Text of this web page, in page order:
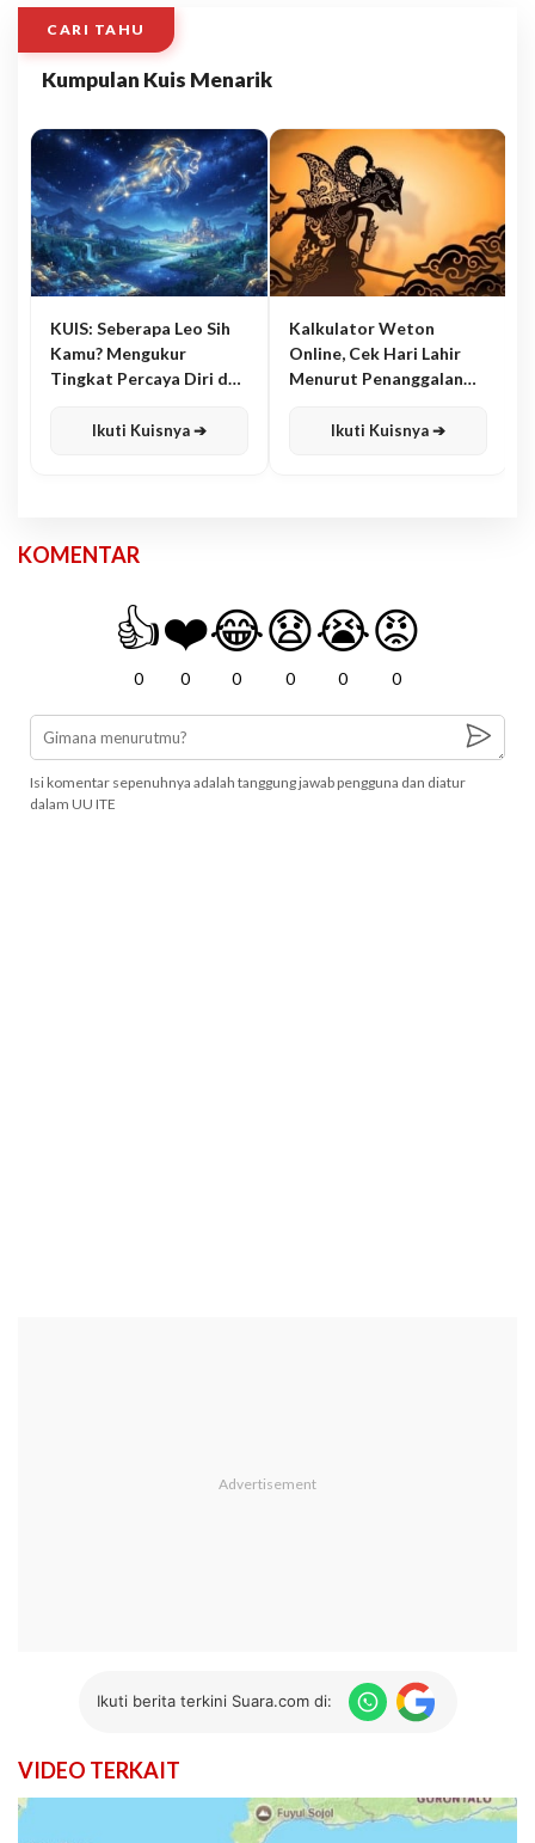
CARI TAHU
Kumpulan Kuis Menarik
KUIS: Seberapa Leo Sih
Kamu? Mengukur
Tingkat Percaya Diri dan
Ikuti Kuisnya ➔
Kalkulator Weton
Online, Cek Hari Lahir
Menurut Penanggalan
Ikuti Kuisnya ➔
KOMENTAR
👍
0
❤️
0
😂
0
😧
0
😭
0
😡
0
Isi komentar sepenuhnya adalah tanggung jawab pengguna dan diatur
dalam UU ITE
Ikuti berita terkini Suara.com di:
VIDEO TERKAIT